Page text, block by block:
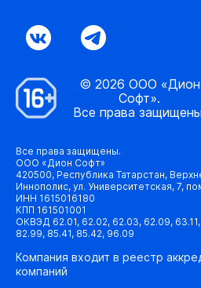
© 2026 ООО «Дион
Софт».
Все права
Все права защищены.
ООО «Дион Софт»
420500, Республика Татарстан,
Иннополис, ул. Университетская, 7,
ИНН 1615016180
КПП 161501001
ОКВЭД 62.01, 62.02, 62.03, 62.09, 63.11,
82.99, 85.41, 85.42, 96.09
Компания входит в реестр
компаний